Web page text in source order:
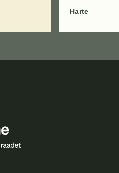
Harte